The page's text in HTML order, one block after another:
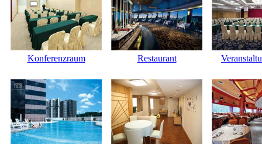
Konferenzraum Restaurant